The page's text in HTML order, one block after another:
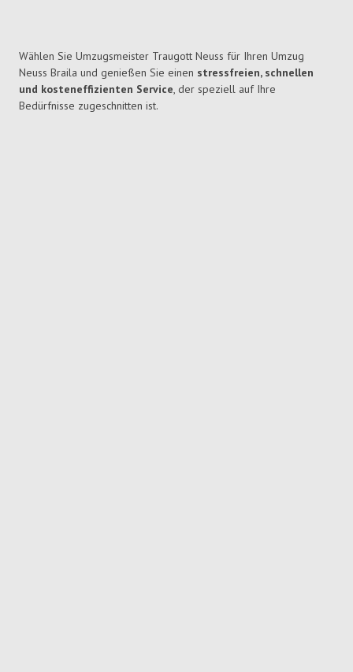
Wählen Sie Umzugsmeister Traugott Neuss für Ihren Umzug
Neuss Braila und genießen Sie einen stressfreien, schnellen
und kosteneffizienten Service, der speziell auf Ihre
Bedürfnisse zugeschnitten ist.